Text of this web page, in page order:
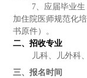
7、应届毕业
加住院医师规范化
书原件）。
二、招收专业
儿科、儿外科
三、报名时间